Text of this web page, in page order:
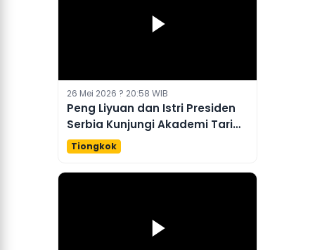
26 Mei 2026 ? 20:58 WIB
Peng Liyuan dan Istri Presiden
Serbia Kunjungi Akademi Tari
Beijing
Tiongkok